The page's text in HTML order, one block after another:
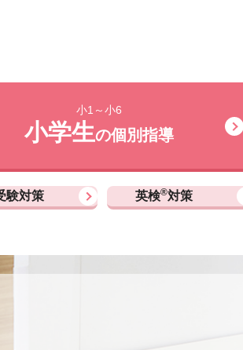
小1～小6
小学生の個別指導
験対策 英検®対策